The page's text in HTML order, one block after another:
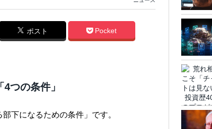
ポスト Pocket
つの条件」
下になるための条件」です。